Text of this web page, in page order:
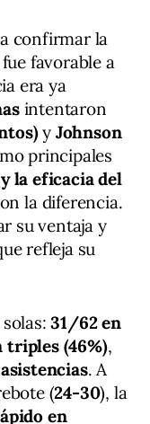
confirmar la
favorable a
era ya
intentaron
y Johnson
principales
la eficacia del
la diferencia.
su ventaja y
refleja su
solas:31/62 en
triples (46%),
asistencias. A
(24-30), la
en